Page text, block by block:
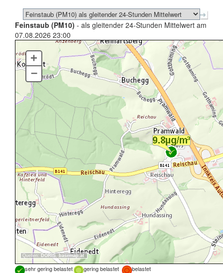
Feinstaub (PM10) - als gleitender 24-Stunden Mittelwert am
07.08.2026 23:00
Quellen: DORIS, basemap.at
+
–
sehr gering belastet gering belastet
belastet